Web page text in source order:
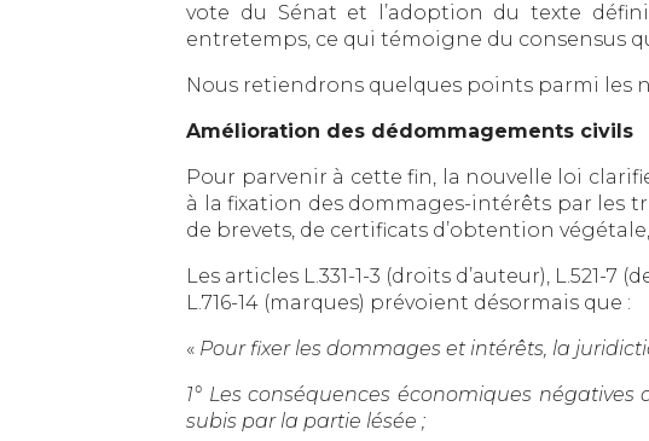
vote du Sénat et l’adoption du texte
entretemps, ce qui témoigne du consensus
Nous retiendrons quelques points parmi les
Amélioration des dédommagements civils
Pour parvenir à cette fin, la nouvelle loi
à la fixation des dommages-intérêts par les
de brevets, de certificats d’obtention
Les articles L.331-1-3 (droits d’auteur), L.521-
L.716-14 (marques) prévoient désormais que :
« Pour fixer les dommages et intérêts, la
1° Les conséquences économiques
subis par la partie lésée ;